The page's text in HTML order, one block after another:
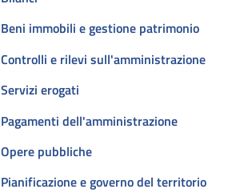
Beni immobili e gestione patrimonio
Controlli e rilevi sull'amministrazione
Servizi erogati
Pagamenti dell'amministrazione
Opere pubbliche
Pianificazione e governo del territorio